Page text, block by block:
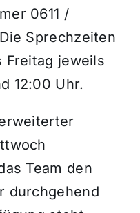
0611 /
Sprechzeiten
Freitag jeweils
12:00 Uhr.
Team den
durchgehend